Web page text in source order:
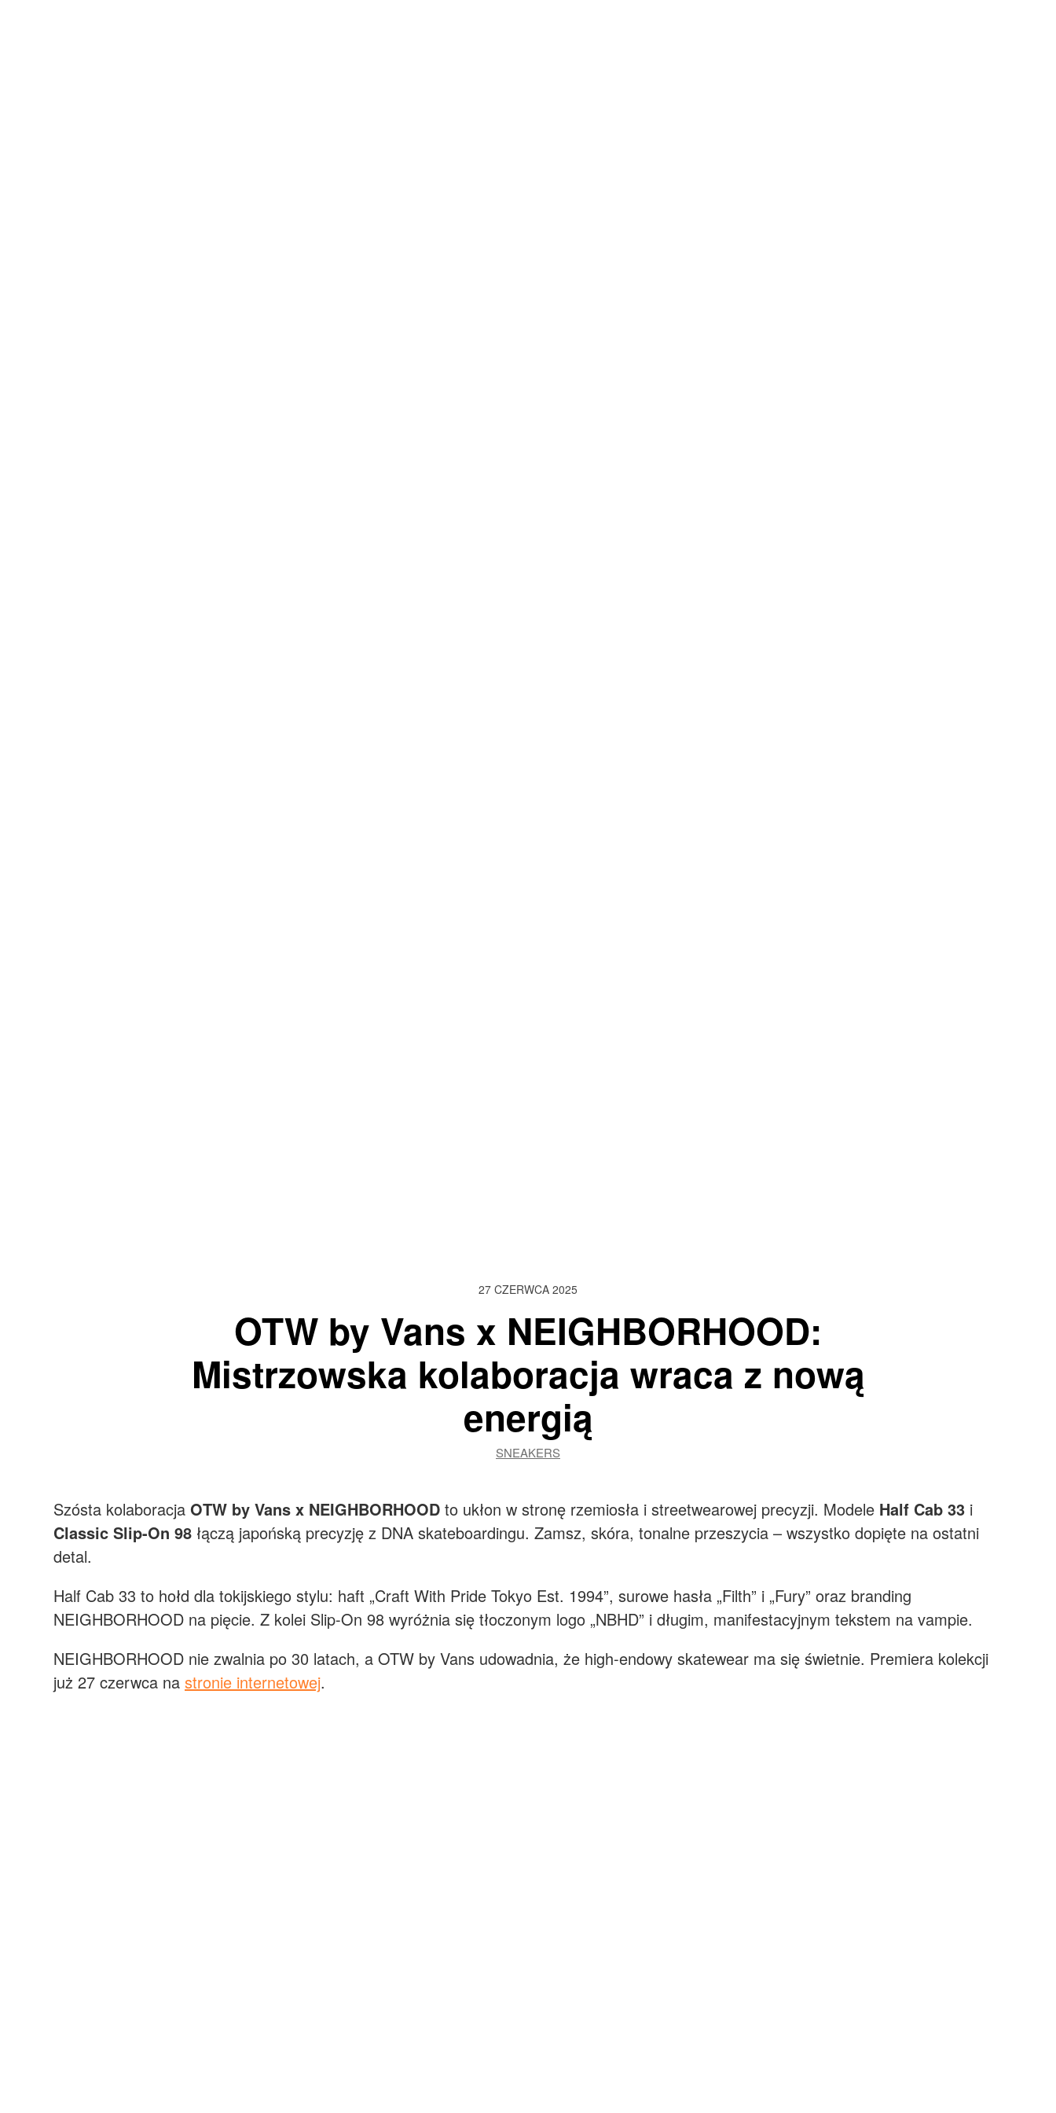
27 CZERWCA 2025
OTW by Vans x NEIGHBORHOOD:
Mistrzowska kolaboracja wraca z nową
energią
SNEAKERS
Szósta kolaboracja OTW by Vans x NEIGHBORHOOD to ukłon w stronę rzemiosła i streetwearowej precyzji. Modele Half Cab 33 i
Classic Slip-On 98 łączą japońską precyzję z DNA skateboardingu. Zamsz, skóra, tonalne przeszycia – wszystko dopięte na ostatni
detal.
Half Cab 33 to hołd dla tokijskiego stylu: haft „Craft With Pride Tokyo Est. 1994”, surowe hasła „Filth” i „Fury” oraz branding
NEIGHBORHOOD na pięcie. Z kolei Slip-On 98 wyróżnia się tłoczonym logo „NBHD” i długim, manifestacyjnym tekstem na vampie.
NEIGHBORHOOD nie zwalnia po 30 latach, a OTW by Vans udowadnia, że high-endowy skatewear ma się świetnie. Premiera kolekcji
już 27 czerwca na stronie internetowej.